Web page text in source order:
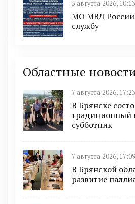
5 августа 2026, 10:13
МО МВД России
службу
Областные
7 августа 2026, 17:23
В Брянске
традиционный
субботник
7 августа 2026, 17:09
В Брянской
развитие